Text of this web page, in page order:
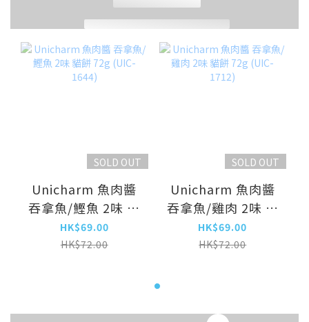
SOLD OUT
Unicharm 魚肉醬
吞拿魚/鰹魚 2味 貓
餅 72g (UIC-1644)
HK$69.00
HK$72.00
SOLD OUT
Unicharm 魚肉醬
吞拿魚/雞肉 2味 貓
餅 72g (UIC-1712)
HK$69.00
HK$72.00